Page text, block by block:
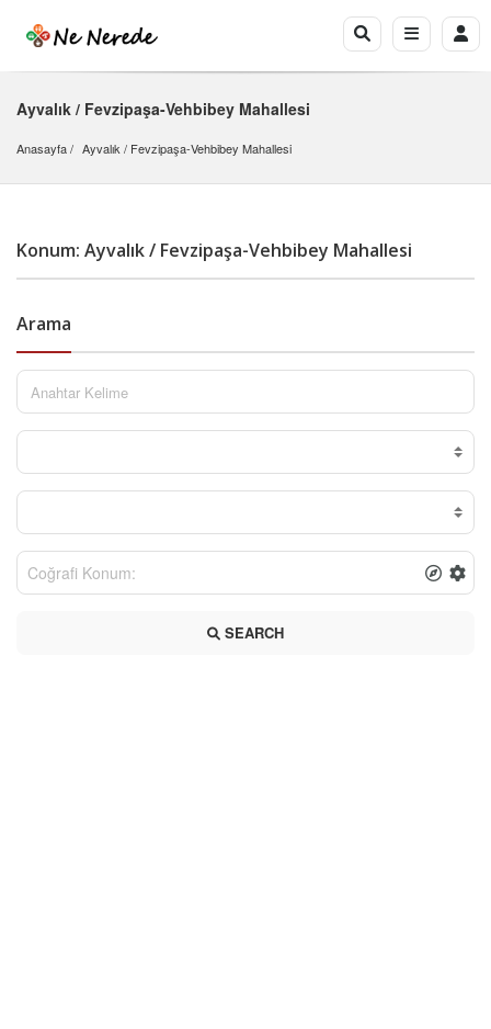
Ayvalık / Fevzipaşa-Vehbibey Mahallesi
Anasayfa Ayvalık / Fevzipaşa-Vehbibey Mahallesi
Konum: Ayvalık / Fevzipaşa-Vehbibey Mahallesi
Arama
SEARCH